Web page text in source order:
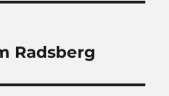
Radsberg